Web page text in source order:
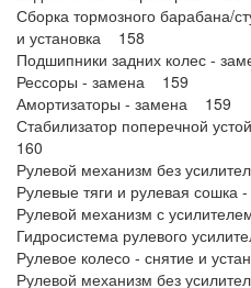
Сборка тормозного барабана/
и установка 158
Подшипники задних колес -
Рессоры - замена 159
Амортизаторы - замена 159
Стабилизатор поперечной
160
Рулевой механизм без
Рулевые тяги и рулевая сошка
Рулевой механизм с
Гидросистема рулевого
Рулевое колесо - снятие и
Рулевой механизм без